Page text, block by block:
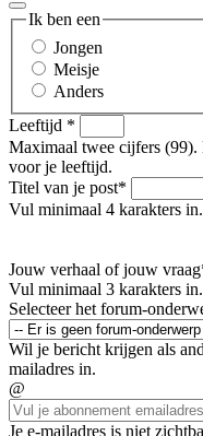
Ik ben een
Jongen
Meisje
Anders
Leeftijd *
Maximaal twee cijfers (99).
voor je leeftijd.
Titel van je post*
Vul minimaal 4 karakters in.
Jouw verhaal of jouw vraag
Vul minimaal 3 karakters in.
Selecteer het forum-
Wil je bericht krijgen als
mailadres in.
@
Je e-mailadres is niet